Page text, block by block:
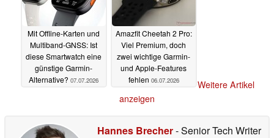
Mit Offline-Karten und
Multiband-GNSS: Ist
diese Smartwatch eine
günstige Garmin-
Alternative? 07.07.2026
Amazfit Cheetah 2 Pro:
Viel Premium, doch
zwei wichtige Garmin-
und Apple-Features
fehlen 06.07.2026
Weitere Artikel
anzeigen
Hannes Brecher- Senior Tech Writer